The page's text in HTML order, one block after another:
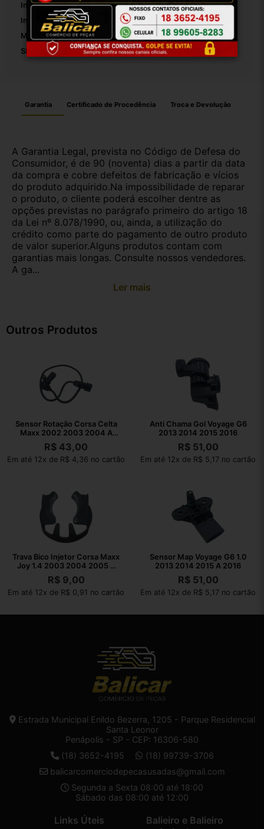
Inclui Junta: False
Inclui Parafusos De Montagem: False
Modelo: Corsa
SKU: 17960
Garantia Certificado de Procedência Troca e Devolução
A Garantia Legal, prevista no Código de Defesa do
Consumidor, é de 90 (noventa) dias a partir da data
da compra e cobre defeitos de fabricação e vícios
do produto adquirido.Na impossibilidade de reparar
o produto, o cliente poderá escolher dentre as
opções previstas no parágrafo primeiro do artigo 18
da Lei nº 8.078/1990, ou, ainda, a utilização do
crédito como parte do pagamento de outro produto
de valor superior.Alguns produtos contam com
garantias mais longas. Consulte nossos vendedores.
A ga...
Ler mais
Outros Produtos
Sensor Rotação Corsa Celta
Maxx 2002 2003 2004 A
2010
R$ 43,00
Em até 12x de R$ 4,36 no cartão
Anti Chama Gol Voyage G6
2013 2014 2015 2016
R$51,00
Em até 12x de R$ 5,17 no cartão
Trava Bico Injetor Corsa Maxx
Joy 1.4 2003 2004 2005 A
2010
R$9,00
Em até 12x de R$ 0,91 no cartão
Sensor Map Voyage G6 1.0
2013 2014 2015 A 2016
R$51,00
Em até 12x de R$ 5,17 no cartão
Estrada Municipal Enildo Bezerra, 1205 - Parque Residencial
Santa Leonor
Penápolis - SP - CEP: 16306-580
(18) 3652-4195
(18) 99739-3706
balicarcomerciodepecasusadas@gmail.com
Segunda a Sexta 08:00 até 18:00
Sábado das 08:00 até 12:00
Links Úteis
Balieiro e Balieiro